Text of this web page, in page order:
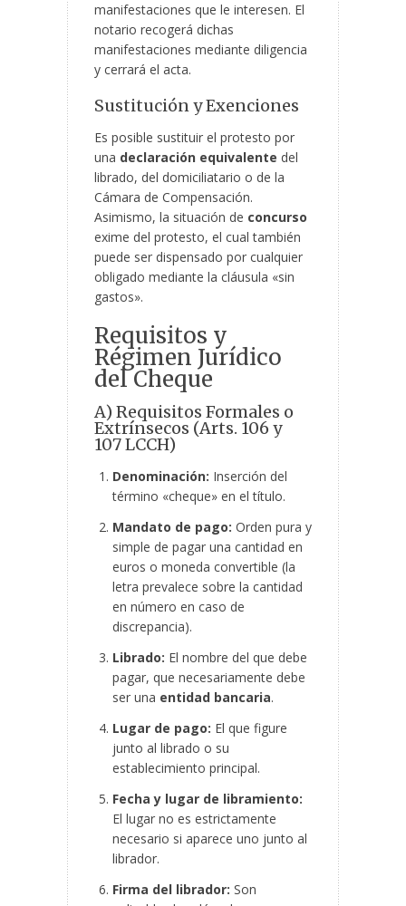
manifestaciones que le interesen. El
notario recogerá dichas
manifestaciones mediante diligencia
y cerrará el acta.
Sustitución y Exenciones
Es posible sustituir el protesto por
una declaración equivalente del
librado, del domiciliatario o de la
Cámara de Compensación.
Asimismo, la situación de concurso
exime del protesto, el cual también
puede ser dispensado por cualquier
obligado mediante la cláusula «sin
gastos».
Requisitos y
Régimen Jurídico
del Cheque
A) Requisitos Formales o
Extrínsecos (Arts. 106 y
107 LCCH)
Denominación: Inserción del
término «cheque» en el título.
Mandato de pago: Orden pura y
simple de pagar una cantidad en
euros o moneda convertible (la
letra prevalece sobre la cantidad
en número en caso de
discrepancia).
Librado: El nombre del que debe
pagar, que necesariamente debe
ser una entidad bancaria.
Lugar de pago: El que figure
junto al librado o su
establecimiento principal.
Fecha y lugar de libramiento:
El lugar no es estrictamente
necesario si aparece uno junto al
librador.
Firma del librador: Son